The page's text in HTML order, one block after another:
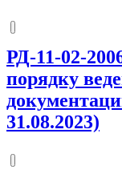
РД-11-02-
порядку
31.08.2023)